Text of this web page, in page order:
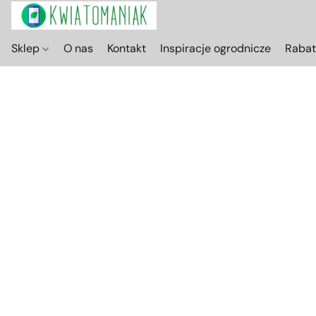
Sklep O nas Kontakt Inspiracje ogrodnicze